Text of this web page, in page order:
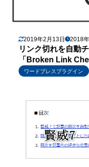
2019年2月13日 2018
リンク切れを自動
「Broken Link
ワードプレスプラグイン